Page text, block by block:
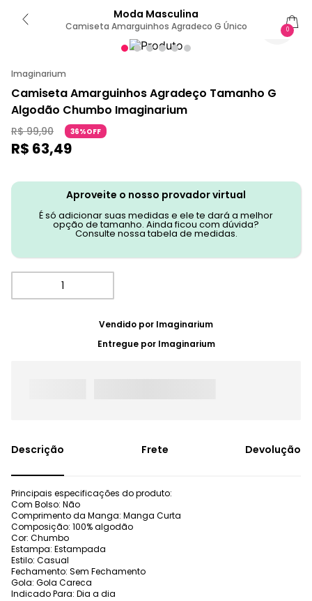
Moda Masculina
Camiseta Amarguinhos Agradeco G Único 0
Imaginarium
Camiseta Amarguinhos Agradeço Tamanho G
Algodão Chumbo Imaginarium
R$ 99,90 36%OFF
R$ 63,49
Aproveite o nosso provador virtual
É só adicionar suas medidas e ele te dará a melhor
opção de tamanho. Ainda ficou com dúvida?
Consulte nossa tabela de medidas.
Vendido por Imaginarium
Entregue por Imaginarium
Frete Devolução
Principais especificações do produto:
Com Bolso: Não
Comprimento da Manga: Manga Curta
Composição: 100% algodão
Cor: Chumbo
Estampa: Estampada
Estilo: Casual
Fechamento: Sem Fechamento
Gola: Gola Careca
Indicado Para: Dia a dia